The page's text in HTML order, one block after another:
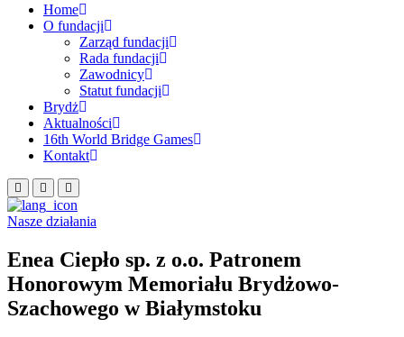
Home
O fundacji
Zarząd fundacji
Rada fundacji
Zawodnicy
Statut fundacji
Brydż
Aktualności
16th World Bridge Games
Kontakt
Nasze działania
Enea Ciepło sp. z o.o. Patronem
Honorowym Memoriału Brydżowo-
Szachowego w Białymstoku